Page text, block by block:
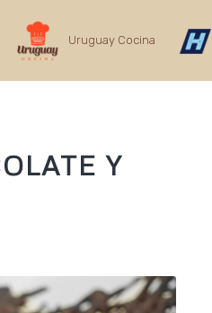
Uruguay Cocina
Y